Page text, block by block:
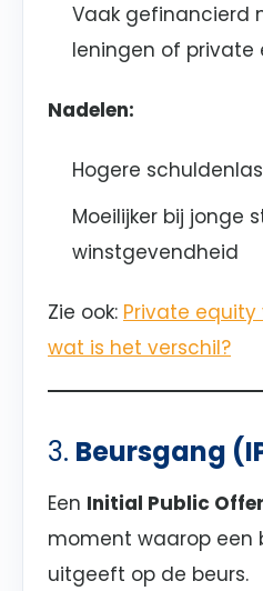
Vaak gefinancierd
leningen of private
Nadelen:
Hogere
Moeilijker bij jonge
winstgevendheid
Zie ook: Private
wat is het verschil?
3. Beursgang
Een Initial Public
moment waarop een
uitgeeft op de beurs.